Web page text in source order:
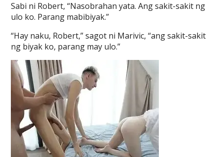
Sabi ni Robert, “Nasobrahan yata. Ang sakit-sakit ng
ulo ko. Parang mabibiyak.”
“Hay naku, Robert,” sagot ni Marivic, “ang sakit-sakit
ng biyak ko, parang may ulo.”